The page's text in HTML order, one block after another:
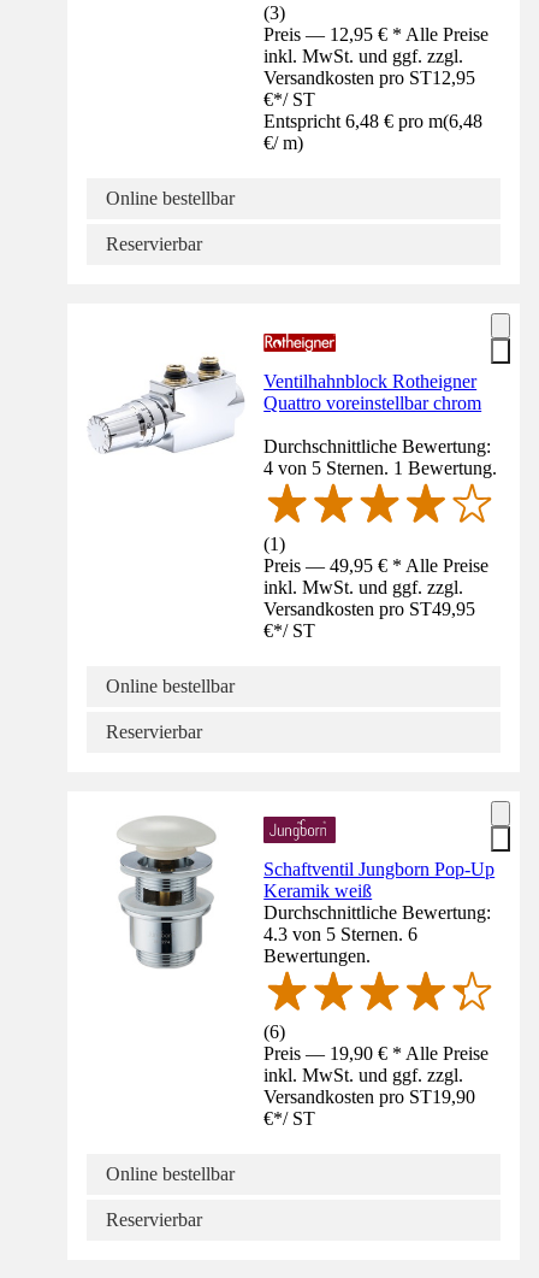
(3)
Preis — 12,95 € * Alle Preise
inkl. MwSt. und ggf. zzgl.
Versandkosten pro ST12,95
€*/ ST
Entspricht 6,48 € pro m(6,48
€/ m)
Online bestellbar
Reservierbar
Ventilhahnblock Rotheigner
Quattro voreinstellbar chrom
Durchschnittliche Bewertung:
4 von 5 Sternen. 1 Bewertung.
(1)
Preis — 49,95 € * Alle Preise
inkl. MwSt. und ggf. zzgl.
Versandkosten pro ST49,95
€*/ ST
Online bestellbar
Reservierbar
Schaftventil Jungborn Pop-Up
Keramik weiß
Durchschnittliche Bewertung:
4.3 von 5 Sternen. 6
Bewertungen.
(6)
Preis — 19,90 € * Alle Preise
inkl. MwSt. und ggf. zzgl.
Versandkosten pro ST19,90
€*/ ST
Online bestellbar
Reservierbar